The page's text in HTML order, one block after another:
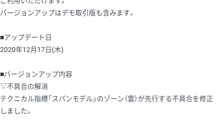
バージョンアップはデモ取引版も含みます。
■アップデート日
2020年12月17日(木)
■バージョンアップ内容
▽不具合の解消
テクニカル指標「スパンモデル」のゾーン（雲）が先行する不具合を修正
しました。